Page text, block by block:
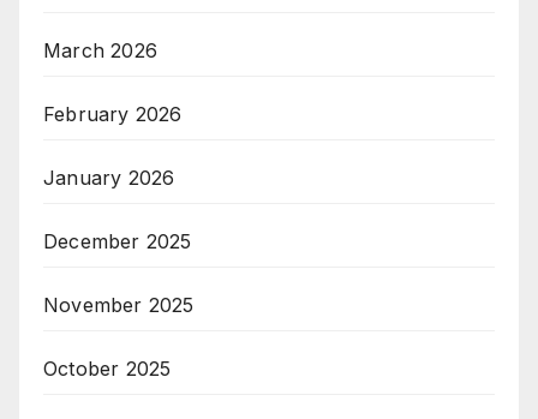
March 2026
February 2026
January 2026
December 2025
November 2025
October 2025